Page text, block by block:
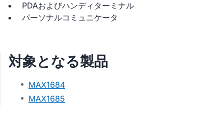
PDAおよびハンディターミナル
パーソナルコミュニケータ
対象となる製品
MAX1684
MAX1685